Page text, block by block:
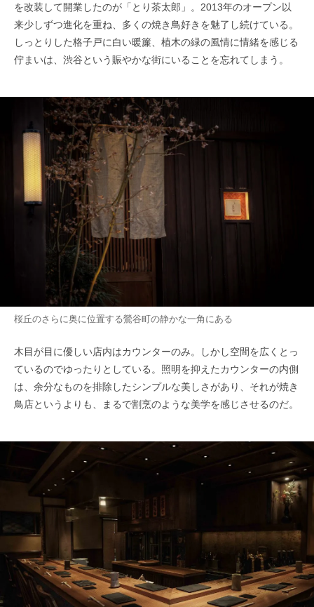
を改装して開業したのが「とり茶太郎」。2013年のオープン以
来少しずつ進化を重ね、多くの焼き鳥好きを魅了し続けている。
しっとりした格子戸に白い暖簾、植木の緑の風情に情緒を感じる
佇まいは、渋谷という賑やかな街にいることを忘れてしまう。
桜丘のさらに奥に位置する鶯谷町の静かな一角にある
木目が目に優しい店内はカウンターのみ。しかし空間を広くとっ
ているのでゆったりとしている。照明を抑えたカウンターの内側
は、余分なものを排除したシンプルな美しさがあり、それが焼き
鳥店というよりも、まるで割烹のような美学を感じさせるのだ。